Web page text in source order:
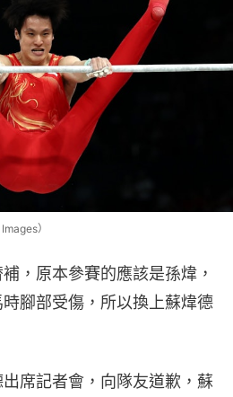
）
，原本參賽的應該是孫煒，
腳部受傷，所以換上蘇煒德
席記者會，向隊友道歉，蘇